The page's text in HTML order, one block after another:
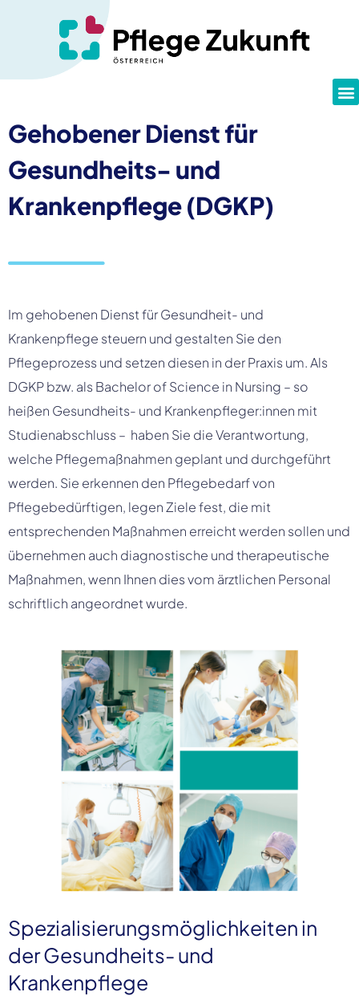
Gehobener Dienst für
Gesundheits- und
Krankenpflege (DGKP)
Im gehobenen Dienst für Gesundheit- und
Krankenpflege steuern und gestalten Sie den
Pflegeprozess und setzen diesen in der Praxis um. Als
DGKP bzw. als Bachelor of Science in Nursing – so
heißen Gesundheits- und Krankenpfleger:innen mit
Studienabschluss – haben Sie die Verantwortung,
welche Pflegemaßnahmen geplant und durchgeführt
werden. Sie erkennen den Pflegebedarf von
Pflegebedürftigen, legen Ziele fest, die mit
entsprechenden Maßnahmen erreicht werden sollen und
übernehmen auch diagnostische und therapeutische
Maßnahmen, wenn Ihnen dies vom ärztlichen Personal
schriftlich angeordnet wurde.
Spezialisierungsmöglichkeiten in
der Gesundheits- und
Krankenpflege